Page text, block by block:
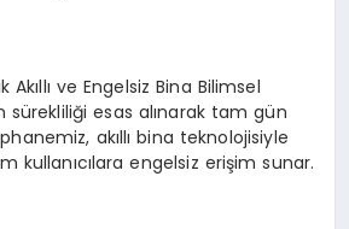
Akıllı ve Engelsiz Bina Bilimsel
sürekliliği esas alınarak tam gün
akıllı bina teknolojisiyle
kullanıcılara engelsiz erişim sunar.